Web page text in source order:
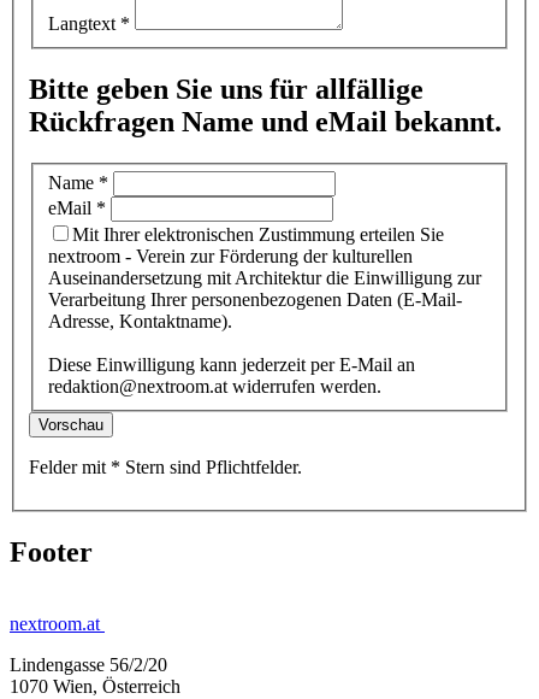
Langtext *
Bitte geben Sie uns für allfällige
Rückfragen Name und eMail bekannt.
Name *
eMail *
Mit Ihrer elektronischen Zustimmung erteilen Sie
nextroom - Verein zur Förderung der kulturellen
Auseinandersetzung mit Architektur die Einwilligung zur
Verarbeitung Ihrer personenbezogenen Daten (E-Mail-
Adresse, Kontaktname).
Diese Einwilligung kann jederzeit per E-Mail an
redaktion@nextroom.at widerrufen werden.
Vorschau
Felder mit * Stern sind Pflichtfelder.
Footer
nextroom.at
Lindengasse 56/2/20
1070 Wien, Österreich